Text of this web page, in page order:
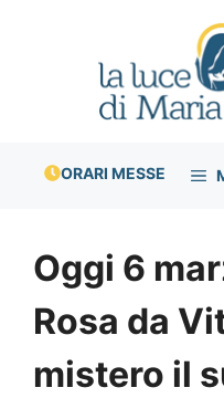
ORARI MESSE
Oggi 6
Rosa da
mistero il